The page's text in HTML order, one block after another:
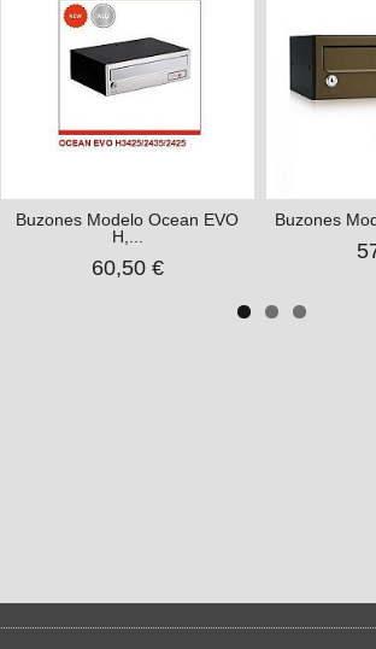
Buzones Modelo Ocean EVO
H,...
60,50 €
Buzones